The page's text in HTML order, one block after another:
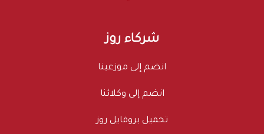
شركاء روز
انضم إلى موزعينا
انضم إلى وكلائنا
تحميل بروفايل روز